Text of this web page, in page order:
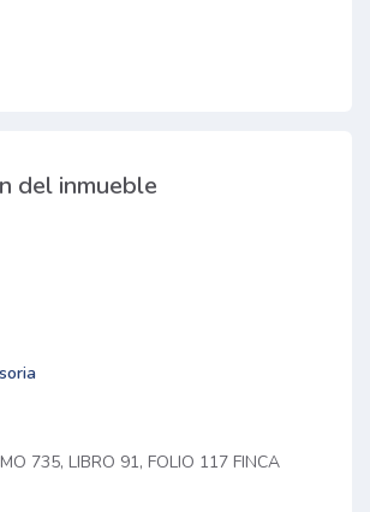
del inmueble
735, LIBRO 91, FOLIO 117 FINCA